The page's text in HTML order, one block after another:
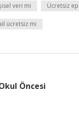
veri mi Ücretsiz
ücretsiz mi
Öncesi